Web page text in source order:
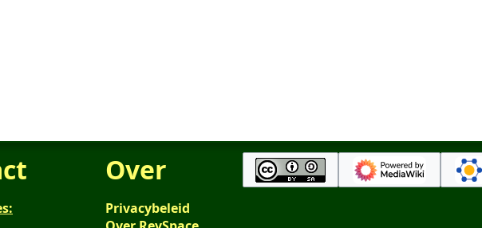
Over
Privacybeleid